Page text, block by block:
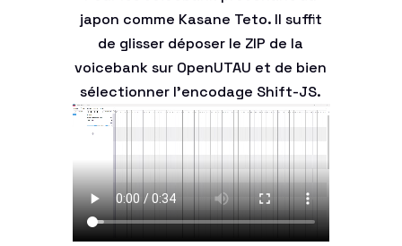
japon comme Kasane Teto. Il suffit
de glisser déposer le ZIP de la
voicebank sur OpenUTAU et de bien
sélectionner l'encodage Shift-JS.